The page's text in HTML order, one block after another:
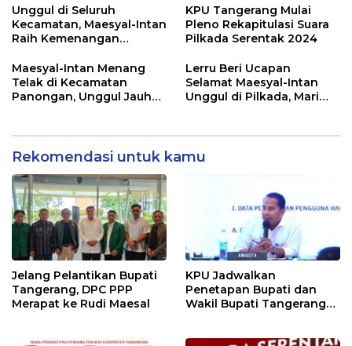
Keputusan MK
Banten
Unggul di Seluruh
Kecamatan, Maesyal-Intan
Raih Kemenangan
Tangerang
KPU Tangerang Mulai
Pleno Rekapitulasi Suara
Pilkada Serentak 2024
Maesyal-Intan Menang
Telak di Kecamatan
Panongan, Unggul Jauh
Lerru Beri Ucapan
Selamat Maesyal-Intan
Unggul di Pilkada, Mari
Rekomendasi untuk kamu
Jelang Pelantikan Bupati
Tangerang, DPC PPP
Merapat ke Rudi Maesal
KPU Jadwalkan
Penetapan Bupati dan
Wakil Bupati Tangerang